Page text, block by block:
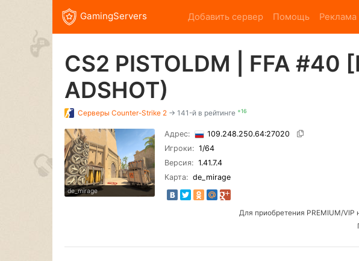
GamingServers Добавить сервер Помощь Реклама
CS2 PISTOLDM | FFA #40
ADSHOT)
Серверы Counter-Strike 2 → 141-й в рейтинге +16
de_mirage
Адрес:
109.248.250.64:27020
Игроки: 1/64
Версия: 1.41.7.4
Карта: de_mirage
Для приобретения PREMIUM/VIP